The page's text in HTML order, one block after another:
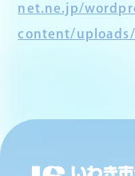
net.ne.jp/
content/